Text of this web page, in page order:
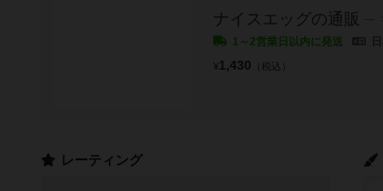
ナイスエッグの通販
1～2営業日以内に発送
¥1,430 （税込）
レーティング